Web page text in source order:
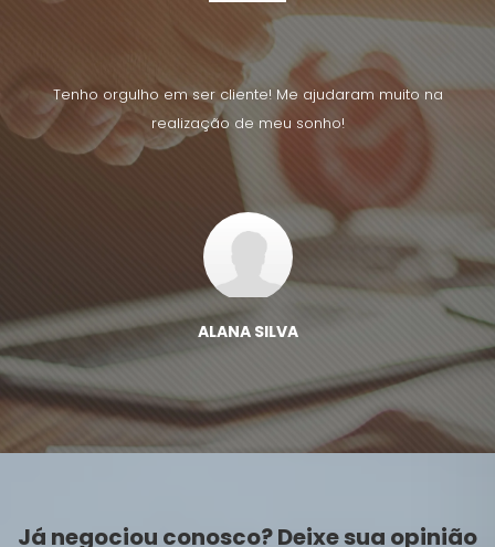
na Tenho orgulho em ser cliente! Me ajudaram muito na
realização de meu sonho!
ALANA SILVA
Já negociou conosco? Deixe sua opinião